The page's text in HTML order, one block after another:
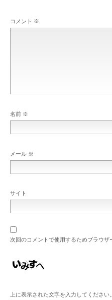
コメント ※
名前 ※
メール ※
サイト
次回のコメントで使用するためブラウ
上に表示された文字を入力してください。